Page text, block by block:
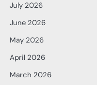
July 2026
June 2026
May 2026
April 2026
March 2026